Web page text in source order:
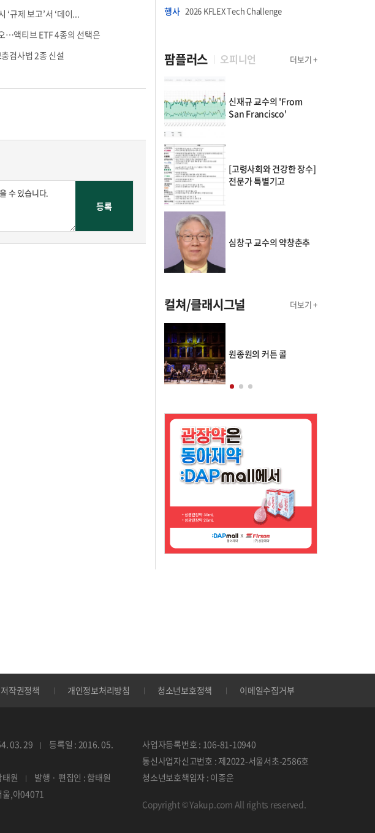
규제 보고’서 ‘데이...
…액티브 ETF 4종의 선택은
검사법 2종 신설
행사 2026 KFLEX Tech Challenge
팜플러스 오피니언 더보기 +
신재규 교수의 'From
San Francisco'
[고령사회와 건강한 장수]
전문가 특별기고
심창구 교수의 약창춘추
컬쳐/클래시그널 더보기 +
원종원의 커튼 콜
저작권정책 개인정보처리방침 청소년보호정책 이메일수집거부
03. 29
등록일 : 2016. 05.
원
발행 · 편집인 : 함태원
울,아04071
사업자등록번호 : 106-81-10940
통신사업자신고번호 : 제2022-서울서초-2586호
청소년보호책임자 : 이종운
Copyright © Yakup.com All rights reserved.